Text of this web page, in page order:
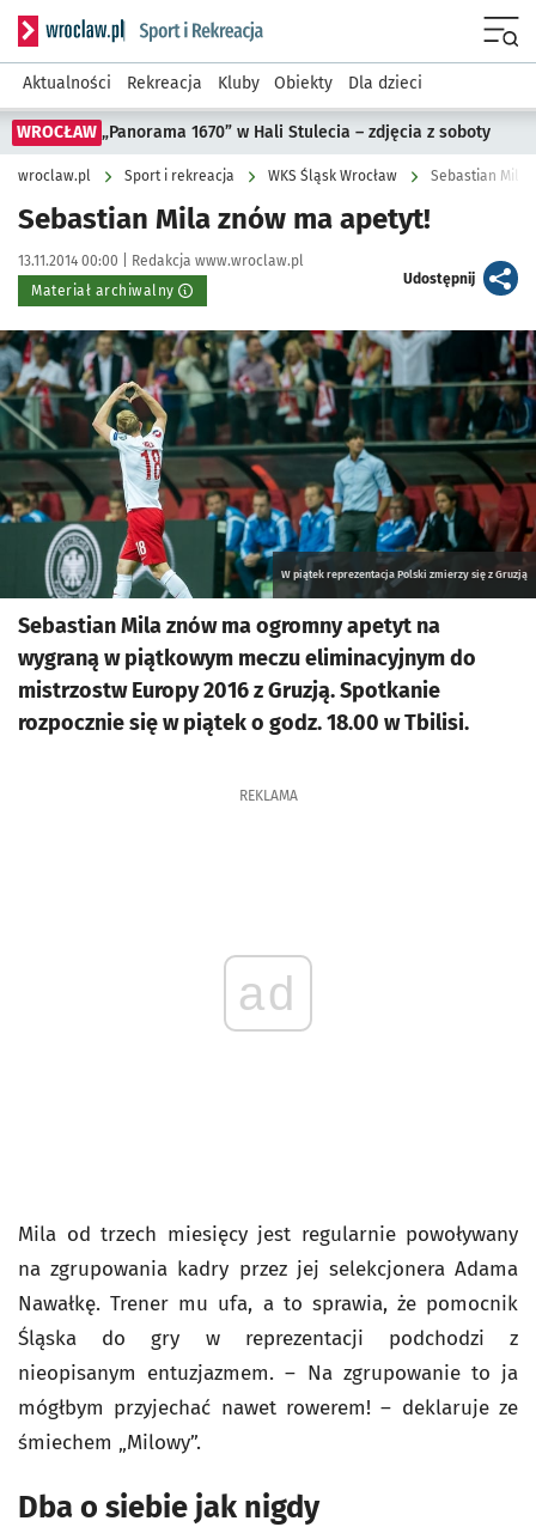
Serwis informacyjny wroclaw.pl podserwis: Sport i rekreacja
Aktualności Rekreacja Kluby Obiekty Dla dzieci
WROCŁAW „Panorama 1670” w Hali Stulecia – zdjęcia z soboty
wroclaw.pl Sport i rekreacja WKS Śląsk Wrocław Sebastian Mila
Sebastian Mila znów ma apetyt!
Data publikacji:
13.11.2014 00:00 | Autor:
Redakcja www.wroclaw.pl
Materiał archiwalny
Udostępnijartykuł
Kliknij, aby powiększyć
W piątek reprezentacja Polski zmierzy się z Gruzją
Sebastian Mila znów ma ogromny apetyt na
wygraną w piątkowym meczu eliminacyjnym do
mistrzostw Europy 2016 z Gruzją. Spotkanie
rozpocznie się w piątek o godz. 18.00 w Tbilisi.
REKLAMA
ad
Mila od trzech miesięcy jest regularnie powoływany
na zgrupowania kadry przez jej selekcjonera Adama
Nawałkę. Trener mu ufa, a to sprawia, że pomocnik
Śląska do gry w reprezentacji podchodzi z
nieopisanym entuzjazmem. – Na zgrupowanie to ja
mógłbym przyjechać nawet rowerem! – deklaruje ze
śmiechem „Milowy”.
Dba o siebie jak nigdy